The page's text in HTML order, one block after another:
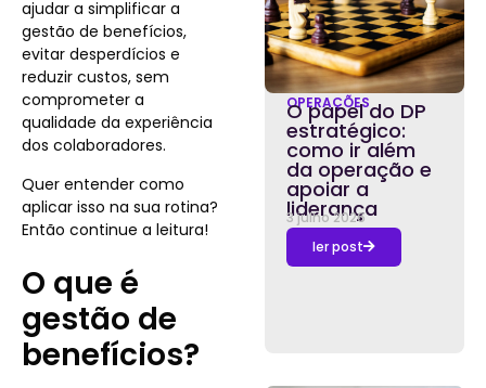
ajudar a simplificar a
gestão de benefícios,
evitar desperdícios e
reduzir custos, sem
comprometer a
qualidade da experiência
dos colaboradores.
Quer entender como
aplicar isso na sua rotina?
Então continue a leitura!
O que é
gestão de
benefícios?
OPERAÇÕES
O papel do DP
estratégico:
como ir além
da operação e
apoiar a
liderança
3 julho 2026
ler post